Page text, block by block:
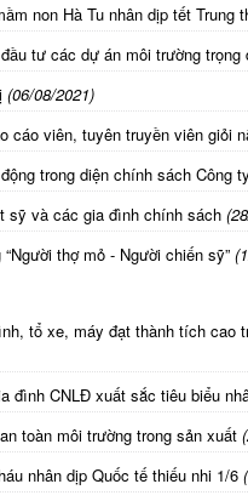
non Hà Tu nhân dịp tết Trung
tư các dự án môi trường trọng
(06/08/2021)
cáo viên, tuyên truyền viên giỏi
trong diện chính sách Công
sỹ và các gia đình chính sách
thợ mỏ - Người chiến sỹ”
tổ xe, máy đạt thành tích cao
đình CNLĐ xuất sắc tiêu biểu
toàn môi trường trong sản xuất
nhân dịp Quốc tế thiếu nhi 1/6